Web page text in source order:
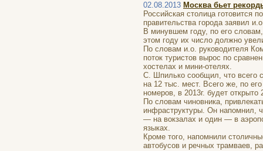
02.08.2013 Москва бьет
Российская столица готовится
правительства города заявил
В минувшем году, по его
этом году их число должно
По словам и.о. руководителя
поток туристов вырос по
хостелах и мини-отелях.
С. Шпилько сообщил, что всего
на 12 тыс. мест. Всего же, по
номеров, в 2013г. будет
По словам чиновника,
инфраструктуры. Он напомнил,
— на вокзалах и один — в
языках.
Кроме того, напомнили
автобусов и речных трамваев,